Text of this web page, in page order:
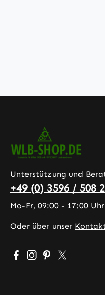
Unterstützung und
+49 (0) 3596 / 508
Mo-Fr, 09:00 - 17:00 Uhr
Oder über unser
Besuche uns auf
Schau auf
Lass dich auf
Folge uns